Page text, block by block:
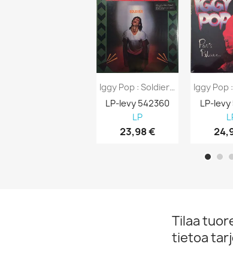
Iggy Pop : Soldier - LP
LP-levy 542360
LP
23,98 €
LP-
Tilaa
tietoa